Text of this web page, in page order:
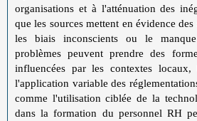
organisations et à l'atténuation des
que les sources mettent en évidence
les biais inconscients ou le
problèmes peuvent prendre des
influencées par les contextes
l'application variable des
comme l'utilisation ciblée de la
dans la formation du personnel RH